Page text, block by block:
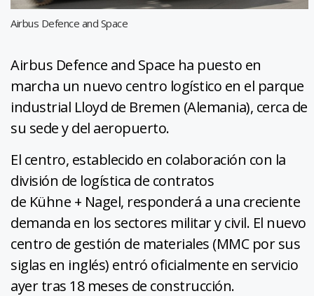
Airbus Defence and Space
Airbus Defence and Space ha puesto en
marcha un nuevo centro logístico en el parque
industrial Lloyd de Bremen (Alemania), cerca de
su sede y del aeropuerto.
El centro, establecido en colaboración con la
división de logística de contratos
de Kühne + Nagel, responderá a una creciente
demanda en los sectores militar y civil. El nuevo
centro de gestión de materiales (MMC por sus
siglas en inglés) entró oficialmente en servicio
ayer tras 18 meses de construcción.